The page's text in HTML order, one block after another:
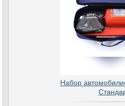
Набор